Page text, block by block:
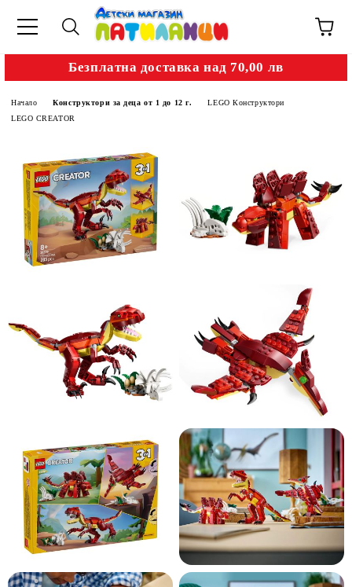
Безплатна доставка над 70,00 лв
Начало Конструктори за деца от 1 до 12 г.
LEGO Конструктори
LEGO CREATOR